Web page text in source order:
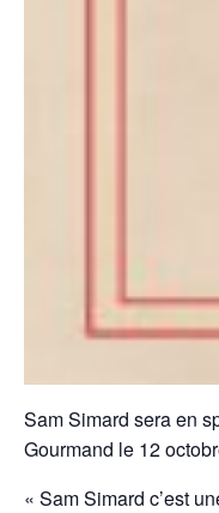
Sam Simard sera en
Gourmand le 12
« Sam Simard c’est